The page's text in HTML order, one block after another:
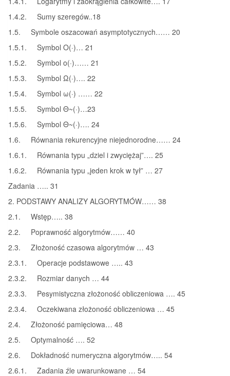
1.4.2. Sumy szeregów..18
1.5. Symbole oszacowań asymptotycznych…… 20
1.5.1. Symbol O(·)… 21
1.5.2. Symbol o(·)…… 21
1.5.3. Symbol Ω(·)…. 22
1.5.4. Symbol ω(·) …… 22
1.5.5. Symbol Θ~(·)…23
1.5.6. Symbol Θ~(·)…. 24
1.6. Równania rekurencyjne niejednorodne…… 24
1.6.1. Równania typu „dziel i zwyciężaj”…. 25
1.6.2. Równania typu „jeden krok w tył” … 27
Zadania ….. 31
2. PODSTAWY ANALIZY ALGORYTMÓW…… 38
2.1. Wstęp….. 38
2.2. Poprawność algorytmów…… 40
2.3. Złożoność czasowa algorytmów … 43
2.3.1. Operacje podstawowe ….. 43
2.3.2. Rozmiar danych … 44
2.3.3. Pesymistyczna złożoność obliczeniowa …. 45
2.3.4. Oczekiwana złożoność obliczeniowa … 45
2.4. Złożoność pamięciowa… 48
2.5. Optymalność …. 52
2.6. Dokładność numeryczna algorytmów….. 54
2.6.1. Zadania źle uwarunkowane … 54